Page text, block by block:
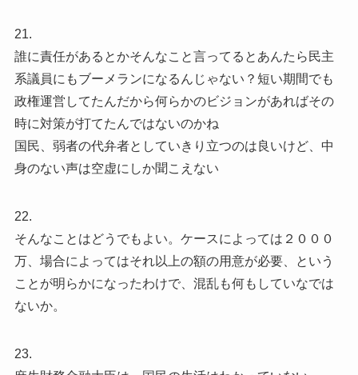
21.
誰に責任があるとかそんなこと言ってるとあんたら民主
系議員にもブーメランになるんじゃない？短い期間でも
政権運営してたんだから何らかのビジョンがあればその
時に対策が打てたんではないのかね
国民、弱者の代弁者としていきり立つのは良いけど、中
身のない声は空虚にしか聞こえない
22.
そんなことはどうでもよい。ケースによっては２０００
万、場合によってはそれ以上の額の用意が必要、という
ことが明らかになったわけで、混乱も何もしていなでは
ないか。
23.